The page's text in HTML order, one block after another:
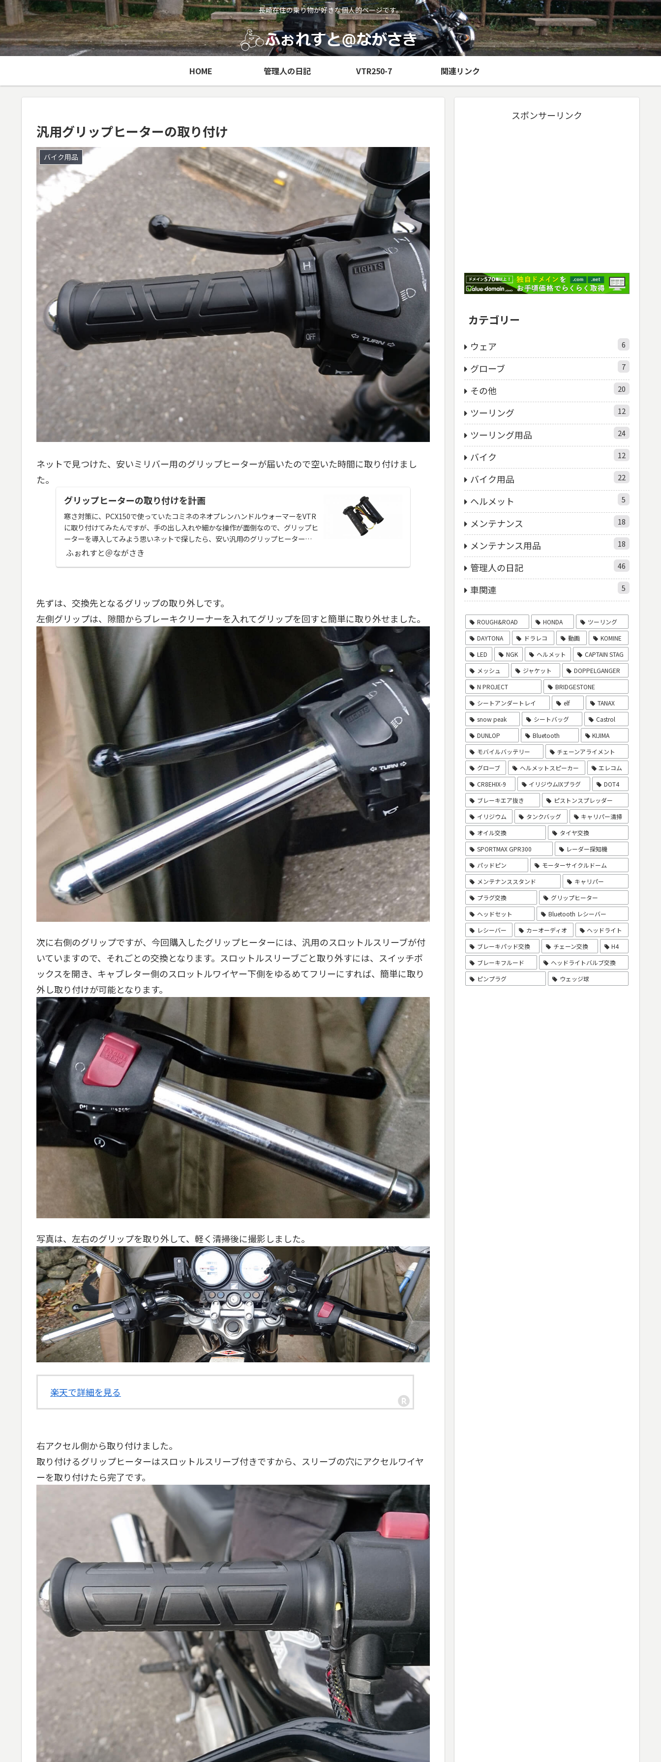
長崎在住の乗り物が好きな個人的ページです。
HOME 管理人の日記 VTR250-7 関連リンク
汎用グリップヒーターの取り付け
バイク用品
ネットで見つけた、安いミリバー用のグリップヒーターが届いたので空いた時間に取り付けまし
た。
グリップヒーターの取り付けを計画
寒さ対策に、PCX150で使っていたコミネのネオプレンハンドルウォーマーをVTR
に取り付けてみたんですが、手の出し入れや細かな操作が面倒なので、グリップヒ
ーターを導入してみよう思いネットで探したら、安い汎用のグリップヒーターを
見つけたので、...
ふぉれすと＠ながさき
先ずは、交換先となるグリップの取り外しです。
左側グリップは、隙間からブレーキクリーナーを入れてグリップを回すと簡単に取り外せました。
次に右側のグリップですが、今回購入したグリップヒーターには、汎用のスロットルスリーブが付
いていますので、それごとの交換となります。スロットルスリーブごと取り外すには、スイッチボ
ックスを開き、キャブレター側のスロットルワイヤー下側をゆるめてフリーにすれば、簡単に取り
外し取り付けが可能となります。
写真は、左右のグリップを取り外して、軽く清掃後に撮影しました。
楽天で詳細を見る
右アクセル側から取り付けました。
取り付けるグリップヒーターはスロットルスリーブ付きですから、スリーブの穴にアクセルワイヤ
ーを取り付けたら完了です。
スポンサーリンク
カテゴリー
ウェア 6
グローブ 7
その他 20
ツーリング 12
ツーリング用品 24
バイク 12
バイク用品 22
ヘルメット 5
メンテナンス 18
メンテナンス用品 18
管理人の日記 46
車関連 5
ROUGH&ROAD HONDA
ツーリング
DAYTONA
ドラレコ 動画
KOMINE
LED
NGK ヘルメット
CAPTAIN STAG
メッシュ
ジャケット
DOPPELGANGER
N PROJECT
BRIDGESTONE
シートアンダートレイ
elf
TANAX
snow peak
シートバッグ
Castrol
DUNLOP
Bluetooth
KIJIMA
モバイルバッテリー
チェーンアライメント
グローブ
ヘルメットスピーカー
エレコム
CR8EHIX-9
イリジウムIXプラグ
DOT4
ブレーキエア抜き
ピストンスプレッダー
イリジウム
タンクバッグ
キャリパー清掃
オイル交換
タイヤ交換
SPORTMAX GPR300
レーダー探知機
パッドピン
モーターサイクルドーム
メンテナンススタンド
キャリパー
プラグ交換
グリップヒーター
ヘッドセット
Bluetooth レシーバー
レシーバー
カーオーディオ
ヘッドライト
ブレーキパッド交換
チェーン交換
H4
ブレーキフルード
ヘッドライトバルブ交換
ピンプラグ
ウェッジ球